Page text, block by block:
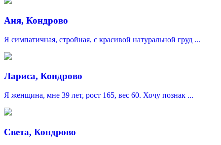
Аня, Кондрово
Я симпатичная, стройная, с красивой натуральной груд ...
Лариса, Кондрово
Я женщина, мне 39 лет, рост 165, вес 60. Хочу познак ...
Света, Кондрово